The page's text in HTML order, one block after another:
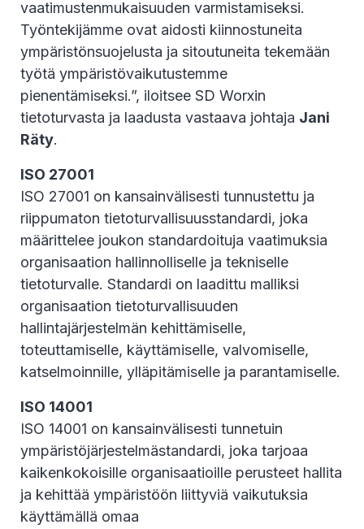
vaatimustenmukaisuuden varmistamiseksi.
Työntekijämme ovat aidosti kiinnostuneita
ympäristönsuojelusta ja sitoutuneita tekemään
työtä ympäristövaikutustemme
pienentämiseksi.”, iloitsee SD Worxin
tietoturvasta ja laadusta vastaava johtaja Jani
Räty.
ISO 27001
ISO 27001 on kansainvälisesti tunnustettu ja
riippumaton tietoturvallisuusstandardi, joka
määrittelee joukon standardoituja vaatimuksia
organisaation hallinnolliselle ja tekniselle
tietoturvalle. Standardi on laadittu malliksi
organisaation tietoturvallisuuden
hallintajärjestelmän kehittämiselle,
toteuttamiselle, käyttämiselle, valvomiselle,
katselmoinnille, ylläpitämiselle ja parantamiselle.
ISO 14001
ISO 14001 on kansainvälisesti tunnetuin
ympäristöjärjestelmästandardi, joka tarjoaa
kaikenkokoisille organisaatioille perusteet hallita
ja kehittää ympäristöön liittyviä vaikutuksia
käyttämällä omaa